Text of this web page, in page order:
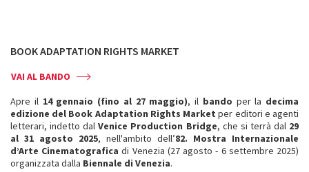
BOOK ADAPTATION RIGHTS MARKET
VAI AL BANDO
Apre il 14 gennaio (fino al 27 maggio), il bando per la decima
edizione del Book Adaptation Rights Marketper editori e agenti
letterari, indetto dalVenice Production Bridge, che si terrà dal 29
al 31 agosto 2025, nell'ambito dell’82. Mostra Internazionale
d’Arte Cinematografica di Venezia (27 agosto - 6 settembre 2025)
organizzata dalla Biennale di Venezia.